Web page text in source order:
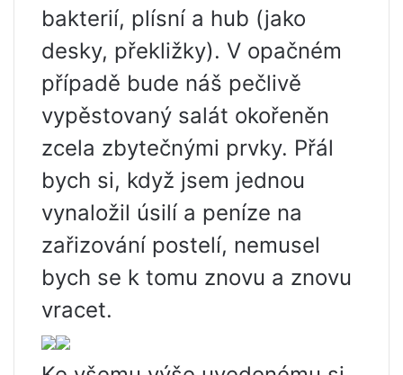
bakterií, plísní a hub (jako
desky, překližky). V opačném
případě bude náš pečlivě
vypěstovaný salát okořeněn
zcela zbytečnými prvky. Přál
bych si, když jsem jednou
vynaložil úsilí a peníze na
zařizování postelí, nemusel
bych se k tomu znovu a znovu
vracet.